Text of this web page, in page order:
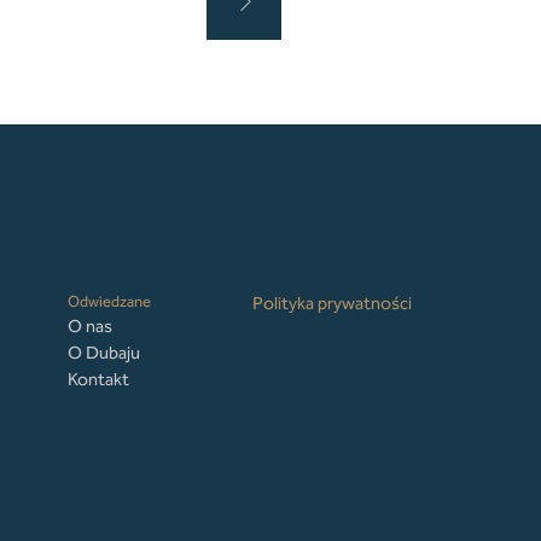
Odwiedzane
O nas
O Dubaju
Kontakt
Polityka prywatności